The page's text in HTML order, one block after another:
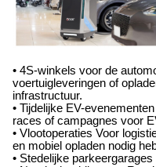
• 4S-winkels voor de
voertuigleveringen of
infrastructuur.
• Tijdelijke EV-
races of campagnes voor
• Vlootoperaties Voor
en mobiel opladen nodig
• Stedelijke parkeergarages